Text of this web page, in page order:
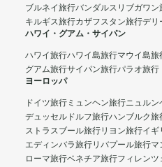
ブルネイ旅行バンダルスリブガワン
キルギス旅行カザフスタン旅行デリ
ハワイ・グアム・サイパン
ハワイ旅行ハワイ島旅行マウイ島旅
グアム旅行サイパン旅行パラオ旅行
ヨーロッパ
ドイツ旅行 ミュンヘン旅行ニュルン
デュッセルドルフ旅行ハンブルク旅
ストラスブール旅行リヨン旅行イギ
エディンバラ旅行リバプール旅行マ
ローマ旅行ベネチア旅行フィレンツ